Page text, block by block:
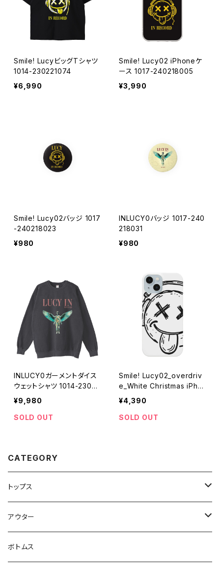
Smile! LucyビッグTシャツ
1014-230221074
¥6,990
Smile! Lucy02 iPhoneケ
ース 1017-240218005
¥3,990
Smile! Lucy02バッジ 1017
-240218023
¥980
INLUCY0バッジ 1017-240
218031
¥980
INLUCY0ガーメントダイス
ウェットシャツ 1014-23022
1047
¥9,980
SOLD OUT
Smile! Lucy02_overdriv
e_White Christmas iPho
neケース 1020-24112610
¥4,390
SOLD OUT
CATEGORY
トップス
スウェット・パーカー
Tシャツ
アウター
ジャケット・ブルゾン
ボトムス